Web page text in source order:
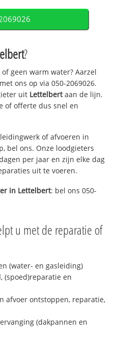
?
geen warm water? Aarzel
ons op via 050-2069026.
uit Lettelbertaan de lijn.
of offerte dus snel en
of afvoeren in
bel ons. Onze loodgieters
per jaar en zijn elke dag
uit te voeren.
in Lettelbert: bel ons 050-
u met de reparatie of
(water- en gasleiding)
(spoed)reparatie en
afvoer ontstoppen, reparatie,
(dakpannen en